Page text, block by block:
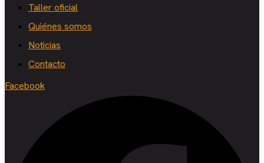
Taller oficial
Quiénes somos
Noticias
Contacto
Facebook